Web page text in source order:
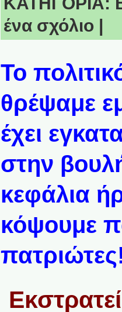
ένα σχόλιο |
Το
θρέψαμε
έχει
στην
κεφάλια
κόψουμε